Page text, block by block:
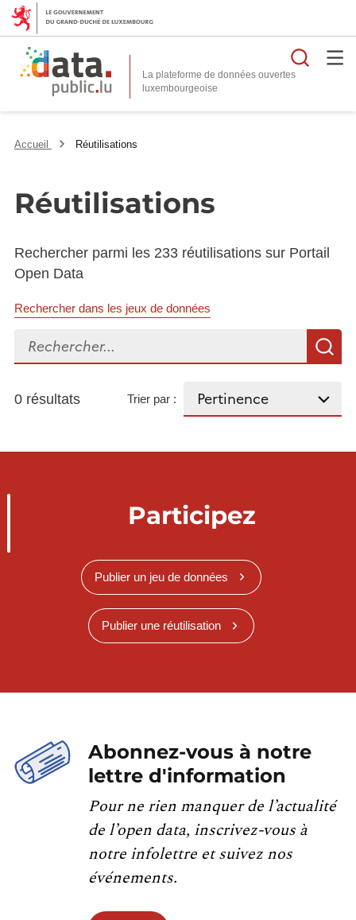
La plateforme de données ouvertes
Accueil Réutilisations
Réutilisations
Rechercher parmi les 233 réutilisations sur Portail
Open Data
Rechercher dans les jeux de données
Rechercher...
0 résultats Trier par :
Participez
Publier un jeu de données
Publier une réutilisation
Abonnez-vous à notre
lettre d'information
Pour ne rien manquer de l’actualité
de l’open data, inscrivez-vous à
notre infolettre et suivez nos
événements.